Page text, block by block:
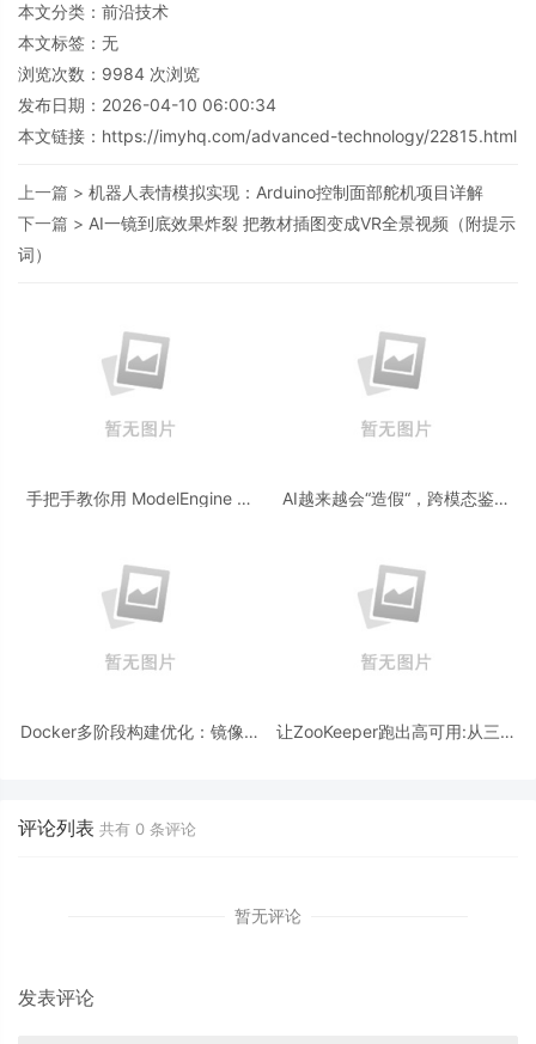
本文分类： 前沿技术
本文标签：无
浏览次数： 9984 次浏览
发布日期：2026-04-10 06:00:34
本文链接： https://imyhq.com/advanced-technology/22815.html
上一篇 > 机器人表情模拟实现：Arduino控制面部舵机项目详解
下一篇 > AI一镜到底效果炸裂 把教材插图变成VR全景视频（附提示
词）
手把手教你用 ModelEngine 打
AI越来越会“造假“，跨模态鉴伪
Docker多阶段构建优化：镜像体
让ZooKeeper跑出高可用:从三节
评论列表 共有 0 条评论
暂无评论
发表评论